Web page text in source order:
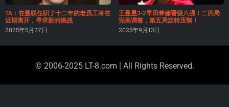
TA：在曼联任职了十二年的老员工将在
近期离开，寻求新的挑战
2025年5月27日
王曼昱3-2早田希娜晋级八强！二四局
完美调整，第五局旋转压制！
2025年9月13日
© 2006-2025 LT-8.com | All Rights Reserved.